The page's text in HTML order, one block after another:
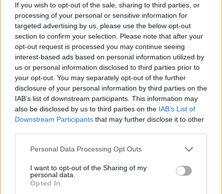
If you wish to opt-out of the sale, sharing to third parties, or
processing of your personal or sensitive information for
targeted advertising by us, please use the below opt-out
section to confirm your selection. Please note that after your
opt-out request is processed you may continue seeing
interest-based ads based on personal information utilized by
us or personal information disclosed to third parties prior to
your opt-out. You may separately opt-out of the further
disclosure of your personal information by third parties on the
IAB’s list of downstream participants. This information may
also be disclosed by us to third parties on the IAB’s List of
Downstream Participants that may further disclose it to other
Please note that this website/app uses one or more Google
not limited to your visit or usage behaviour. You may click to
grant or deny consent to Google and its third-party tags to
use your data for below specified purposes in below Google
Personal Data Processing Opt Outs
I want to opt-out of the Sharing of my
personal data.
Opted In
Yksityinen osakeyhtiö
Asunto-osakeyhtiö
Osuuskunta
Kommandiittiyhtiö
Avoin yhtiö
Toiminimi
Järjestöt ja yhdistykset
Toimiala
Informaatio ja viestintä
Kansainvälisten organisaatioiden ja toimielinten
toiminta